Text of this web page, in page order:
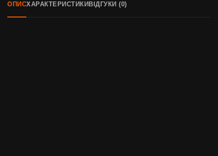
ОПИСХАРАКТЕРИСТИКИ ВІДГУКИ (0)